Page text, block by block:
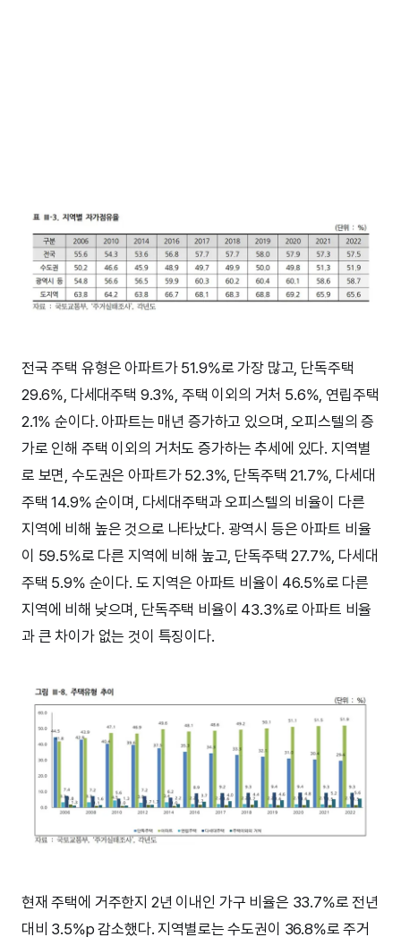
전국 주택 유형은 아파트가 51.9%로 가장 많고, 단독주택
29.6%, 다세대주택 9.3%, 주택 이외의 거처 5.6%, 연립주택
2.1% 순이다. 아파트는 매년 증가하고 있으며, 오피스텔의 증
가로 인해 주택 이외의 거처도 증가하는 추세에 있다. 지역별
로 보면, 수도권은 아파트가 52.3%, 단독주택 21.7%, 다세대
주택 14.9% 순이며, 다세대주택과 오피스텔의 비율이 다른
지역에 비해 높은 것으로 나타났다. 광역시 등은 아파트 비율
이 59.5%로 다른 지역에 비해 높고, 단독주택 27.7%, 다세대
주택 5.9% 순이다. 도 지역은 아파트 비율이 46.5%로 다른
지역에 비해 낮으며, 단독주택 비율이 43.3%로 아파트 비율
과 큰 차이가 없는 것이 특징이다.
현재 주택에 거주한지 2년 이내인 가구 비율은 33.7%로 전년
대비 3.5%p 감소했다. 지역별로는 수도권이 36.8%로 주거